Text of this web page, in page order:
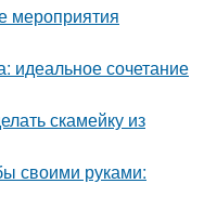
мероприятия
идеальное сочетание
скамейку из
своими руками: